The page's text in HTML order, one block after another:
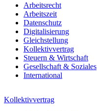
Arbeitsrecht
Arbeitszeit
Datenschutz
Digitalisierung
Gleichstellung
Kollektivvertrag
Steuern & Wirtschaft
Gesellschaft & Soziales
International
Kollektivvertrag